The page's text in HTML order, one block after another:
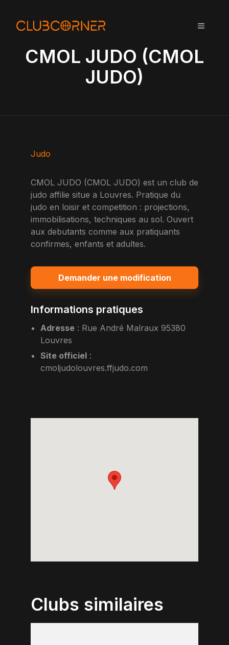
MENU
CMOL JUDO (CMOL
JUDO)
Judo
CMOL JUDO (CMOL JUDO) est un club de
judo affilie situe a Louvres. Pratique du
judo en loisir et competition : projections,
immobilisations, techniques au sol. Ouvert
aux debutants comme aux pratiquants
confirmes, enfants et adultes.
Demander une modification
Informations pratiques
Adresse : Rue André Malraux 95380
Louvres
Site officiel :
cmoljudolouvres.ffjudo.com
Clubs similaires